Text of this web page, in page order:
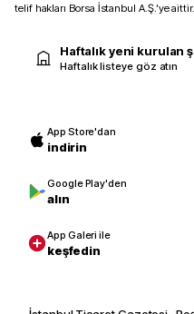
telif hakları Borsa İstanbul A.Ş.’ye aittir.
Haftalık yeni kurulan
Haftalık listeye göz atın
App Store'dan
indirin
Google Play'den
alın
App Galeri ile
keşfedin